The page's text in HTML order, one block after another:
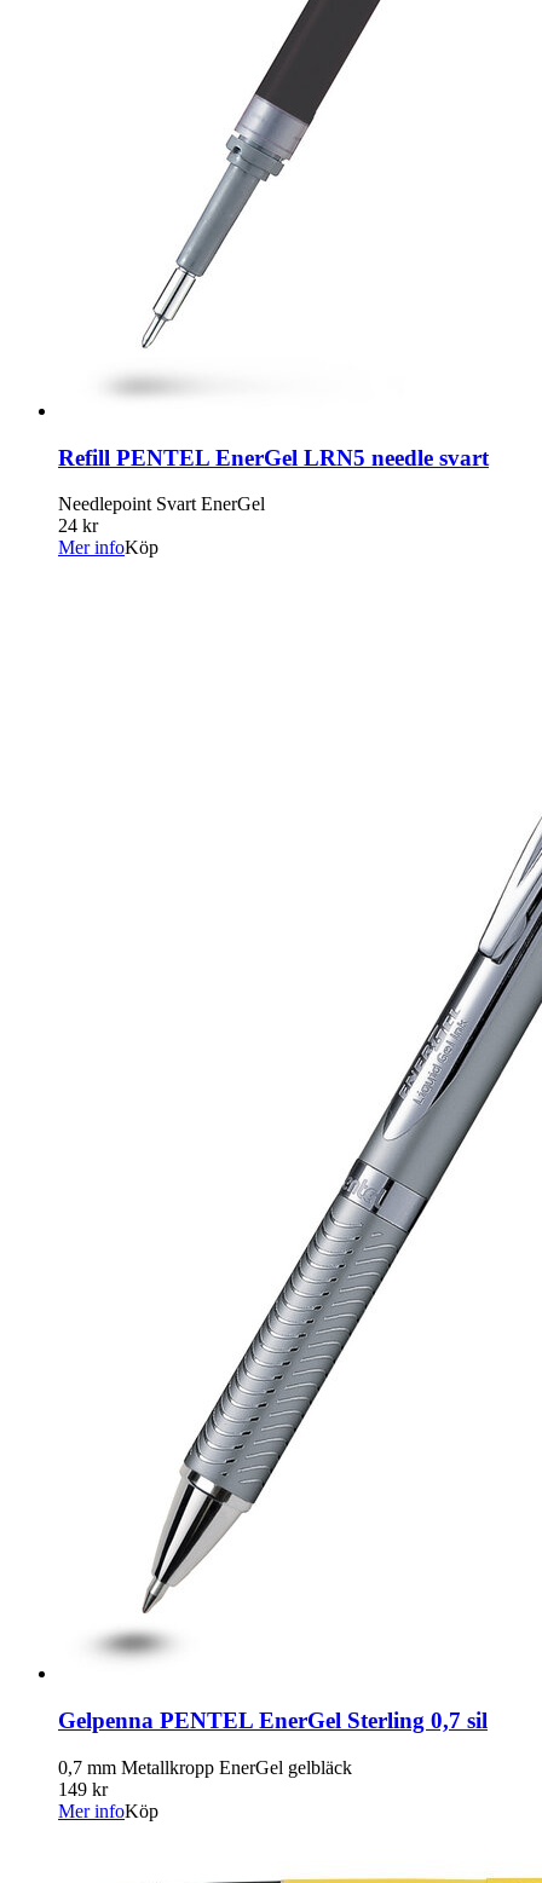
Refill PENTEL EnerGel LRN5 needle svart
Needlepoint Svart EnerGel
24 kr
Mer infoKöp
Gelpenna PENTEL EnerGel Sterling 0,7 sil
0,7 mm Metallkropp EnerGel gelbläck
149 kr
Mer infoKöp